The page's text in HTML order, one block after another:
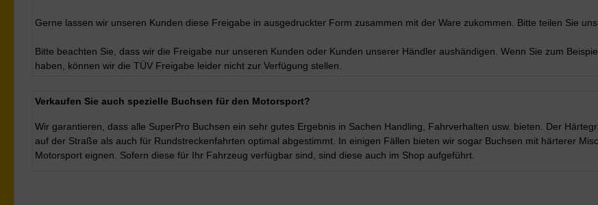
Gerne lassen wir unseren Kunden diese Freigabe in ausgedruckter Form zusammen mit der Ware zukommen. Bitte teilen Sie
Bitte beachten Sie, dass wir die Freigabe nur unseren Kunden oder Kunden unserer Händler aushändigen. Wenn Sie zum
haben, können wir die TÜV Freigabe leider nicht zur Verfügung stellen.
Verkaufen Sie auch spezielle Buchsen für den Motorsport?
Wir garantieren, dass alle SuperPro Buchsen ein sehr gutes Ergebnis in Sachen Handling, Fahrverhalten usw. bieten. Der
auf der Straße als auch für Rundstreckenfahrten optimal abgestimmt. In einigen Fällen bieten wir sogar Buchsen mit härterer
Motorsport eignen. Sofern diese für Ihr Fahrzeug verfügbar sind, sind diese auch im Shop aufgeführt.